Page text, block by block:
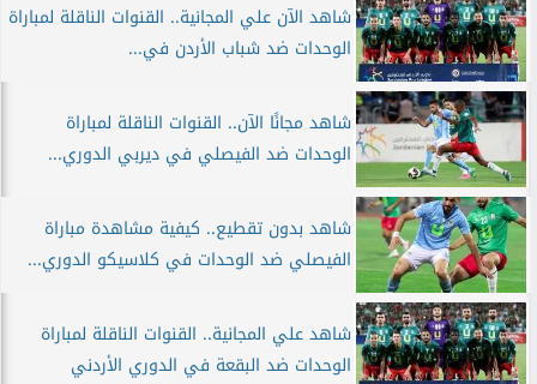
شاهد الآن علي المجانية.. القنوات الناقلة لمباراة
الوحدات ضد شباب الأردن في...
شاهد مجانًا الآن.. القنوات الناقلة لمباراة
الوحدات ضد الفيصلي في ديربي الدوري...
شاهد بدون تقطيع.. كيفية مشاهدة مباراة
الفيصلي ضد الوحدات في كلاسيكو الدوري...
شاهد علي المجانية.. القنوات الناقلة لمباراة
الوحدات ضد البقعة في الدوري الأردني